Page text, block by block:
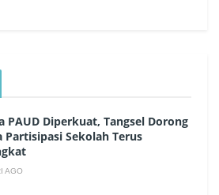
PAUD Diperkuat, Tangsel Dorong
Partisipasi Sekolah Terus
AGO